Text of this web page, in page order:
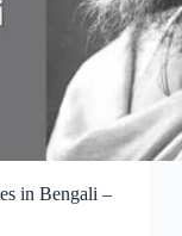
in Bengali –